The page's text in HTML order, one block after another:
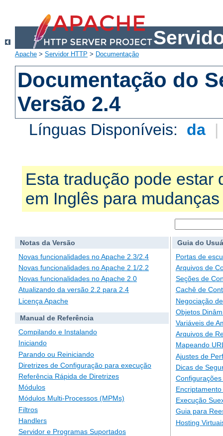
Apache > Servidor HTTP > Documentação
Documentação do
Versão 2.4
Línguas Disponíveis: da |
Esta tradução pode estar
em Inglês para
Notas da Versão
Novas funcionalidades no Apache 2.3/2.4
Novas funcionalidades no Apache 2.1/2.2
Novas funcionalidades no Apache 2.0
Atualizando da versão 2.2 para 2.4
Licença Apache
Manual de Referência
Compilando e Instalando
Iniciando
Parando ou Reiniciando
Diretrizes de Configuração para execução
Referência Rápida de Diretrizes
Módulos
Módulos Multi-Processos (MPMs)
Filtros
Handlers
Servidor e Programas Suportados
Guia do
Portas de
Arquivos de
Seções de
Cachê de
Negociação
Objetos
Variáveis de
Arquivos de
Mapeando
Ajustes de
Dicas de
Execução
Guia para
Hosting